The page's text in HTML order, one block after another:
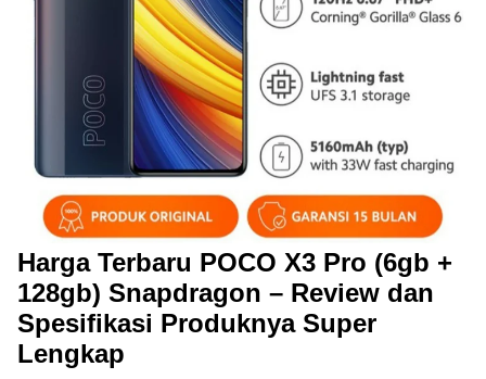
Harga Terbaru POCO X3 Pro (6gb +
128gb) Snapdragon – Review dan
Spesifikasi Produknya Super
Lengkap